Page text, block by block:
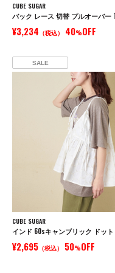
CUBE SUGAR
¥3,234 （税込） 40%OFF
SALE
CUBE SUGAR
¥2,695 （税込） 50%OFF